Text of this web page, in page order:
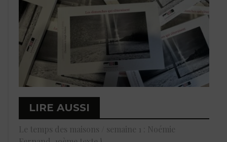
LIRE AUSSI
Le temps des maisons / semaine 1 : Noémie